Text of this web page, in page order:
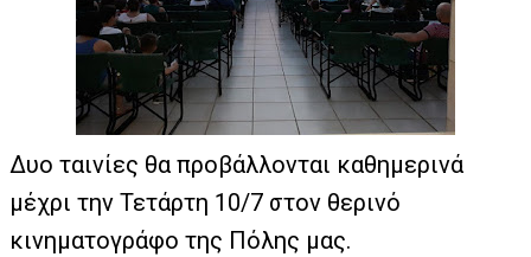
Δυο ταινίες θα προβάλλονται καθημερινά
μέχρι την Τετάρτη 10/7 στον θερινό
κινηματογράφο της Πόλης μας.